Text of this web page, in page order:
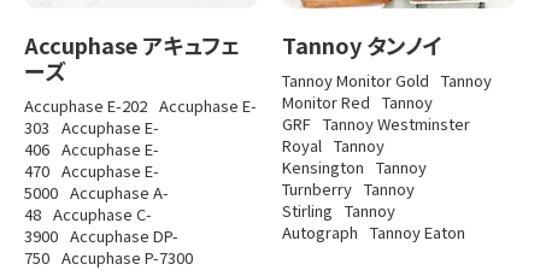
Accuphase アキュフェ
ーズ
Accuphase E-202 Accuphase E-
303 Accuphase E-
406 Accuphase E-
470 Accuphase E-
5000 Accuphase A-
48 Accuphase C-
3900 Accuphase DP-
750 Accuphase P-7300
Tannoy タンノイ
Tannoy Monitor Gold Tannoy
Monitor Red Tannoy
GRF Tannoy Westminster
Royal Tannoy
Kensington Tannoy
Turnberry Tannoy
Stirling Tannoy
Autograph Tannoy Eaton